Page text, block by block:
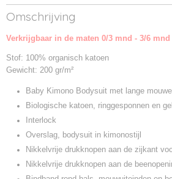
Productcode
BZ60-1
Productcode leverancier
Omschrijving
Verkrijgbaar in de maten 0/3 mnd - 3/6 mnd
Stof: 100% organisch katoen
Gewicht: 200 gr/m²
Baby Kimono Bodysuit met lange
Biologische katoen, ringgesponnen en
Interlock
Overslag, bodysuit in kimonostijl
Nikkelvrije drukknopen aan de zijkant
Nikkelvrije drukknopen aan de